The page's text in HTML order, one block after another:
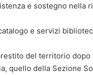
e sostegno nella
e servizi
del territorio dopo
quello della Sezione